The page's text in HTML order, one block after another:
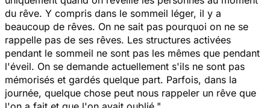
du rêve. Y compris dans le sommeil léger, il y a
beaucoup de rêves. On ne sait pas pourquoi on ne se
rappelle pas de ses rêves. Les structures activées
pendant le sommeil ne sont pas les mêmes que pendant
l'éveil. On se demande actuellement s'ils ne sont pas
mémorisés et gardés quelque part. Parfois, dans la
journée, quelque chose peut nous rappeler un rêve que